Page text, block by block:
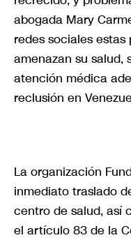
abogada Mary
redes sociales
amenazan su salud,
atención médica
reclusión en
La organización
inmediato traslado
centro de salud, así
el artículo 83 de la